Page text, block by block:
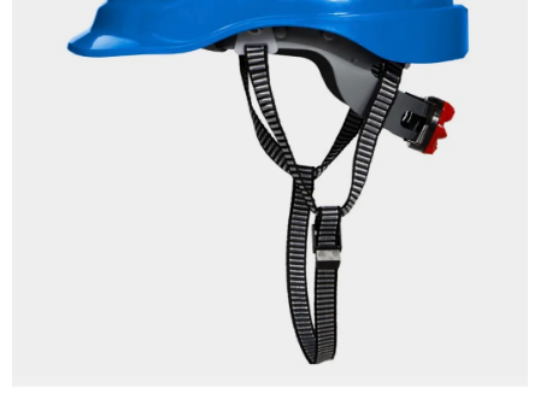
% OUTLET
Chránená dielňa
Pre firmy
Doprava, platba a zľavy
Potlač lôg
Kto sme
Reklamačný poriadok
Formulár na vrátenie tovaru /odstúpenie od zmluvy
Zásady ochrany osobných údajov
Moja objednávka